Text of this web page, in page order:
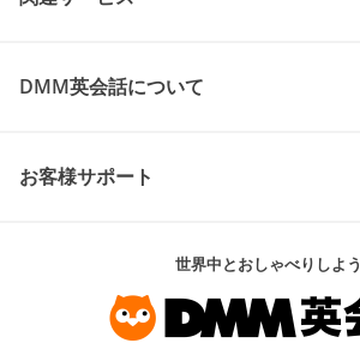
DMM英会話について
お客様サポート
世界中とおしゃべりしよう